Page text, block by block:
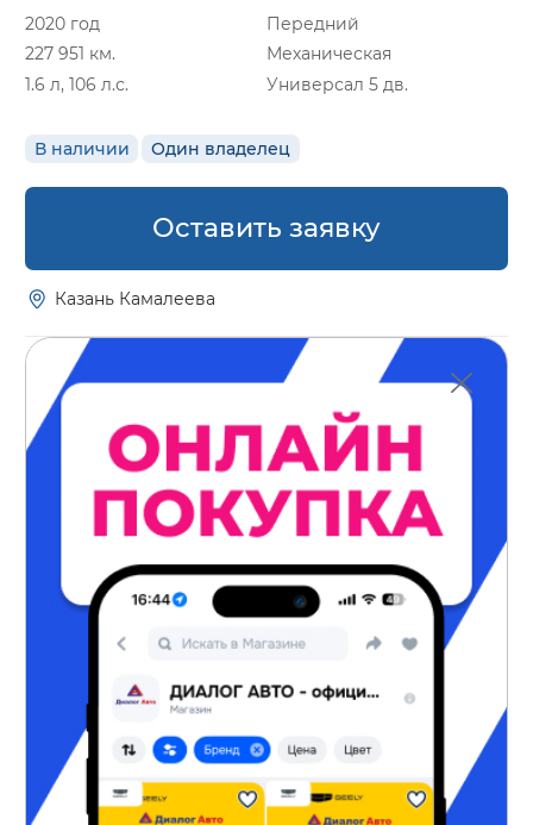
2020 год
Передний
227 951 км.
Механическая
1.6 л, 106 л.с.
Универсал 5 дв.
В наличии Один владелец
Оставить заявку
Казань Камалеева